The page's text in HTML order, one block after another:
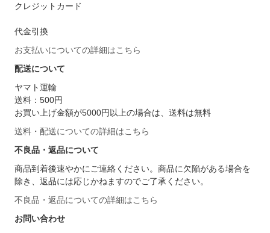
クレジットカード
代金引換
お支払いについての詳細はこちら
配送について
ヤマト運輸
送料：500円
お買い上げ金額が5000円以上の場合は、送料は無料
送料・配送についての詳細はこちら
不良品・返品について
商品到着後速やかにご連絡ください。商品に欠陥がある場合を
除き、返品には応じかねますのでご了承ください。
不良品・返品についての詳細はこちら
お問い合わせ